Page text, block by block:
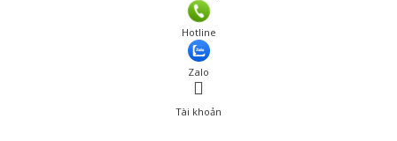
Hotline
Zalo
Tài khoản